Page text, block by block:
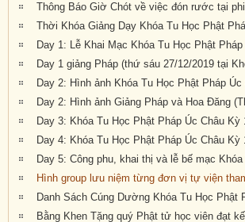
Thông Báo Giờ Chót về việc đón rước tại
Day 2: Hình ảnh Giảng Pháp và Hoa Đăng